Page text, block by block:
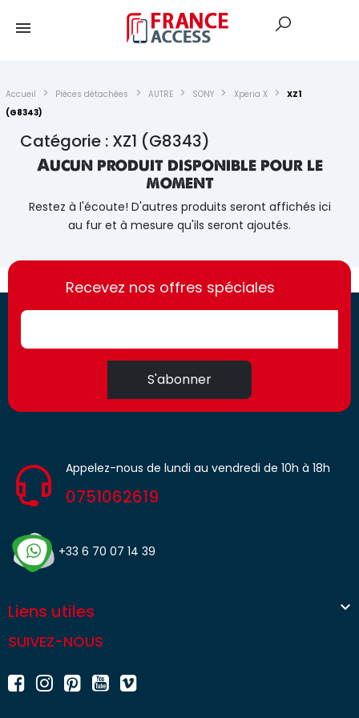
Accueil Pièces détachées AUTRE SONY Xperia X
XZ1
(G8343)
Catégorie : XZ1 (G8343)
Aucun produit disponible pour le
moment
Restez à l'écoute! D'autres produits seront affichés ici
au fur et à mesure qu'ils seront ajoutés.
https://france-
access.fr
https://france-
access.fr
Recevez nos offres spéciales
S'abonner
Appelez-nous de lundi au vendredi de 10h à 18h
0751062619
+33 6 70 07 14 39
Liens utiles 
SUIVEZ-NOUS